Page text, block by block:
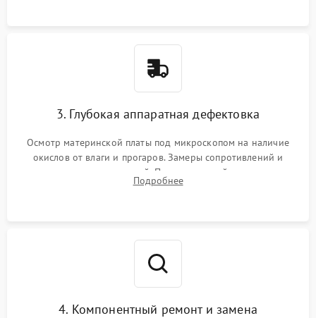
3. Глубокая аппаратная дефектовка
Осмотр материнской платы под микроскопом на наличие
окислов от влаги и прогаров. Замеры сопротивлений и
дежурных напряжений. Проверка цепей питания,
мультиконтроллера, процессора и видеочипа.
Подробнее
4. Компонентный ремонт и замена